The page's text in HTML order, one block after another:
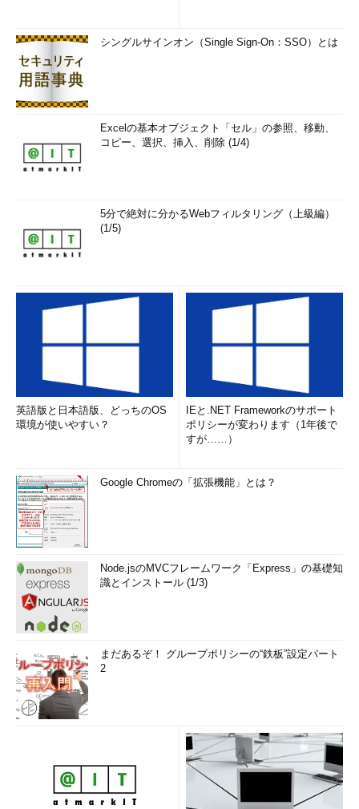
シングルサインオン（Single Sign-On：SSO）とは
Excelの基本オブジェクト「セル」の参照、移動、
コピー、選択、挿入、削除 (1/4)
5分で絶対に分かるWebフィルタリング（上級編）
(1/5)
英語版と日本語版、どっちのOS
環境が使いやすい？
IEと.NET Frameworkのサポート
ポリシーが変わります（1年後で
すが……）
Google Chromeの「拡張機能」とは？
Node.jsのMVCフレームワーク「Express」の基礎知
識とインストール (1/3)
まだあるぞ！ グループポリシーの“鉄板”設定パート
2